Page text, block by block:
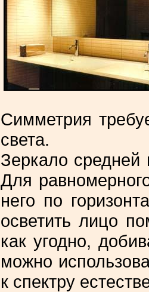
Симметрия
света.
Зеркало средней
Для
него по
осветить лицо
как угодно,
можно
к спектру